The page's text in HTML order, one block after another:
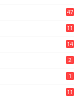
47
11
14
2
1
11